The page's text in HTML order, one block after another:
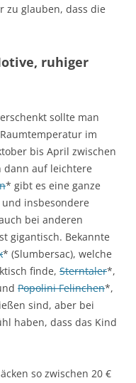
zu glauben, dass die
ruhiger
sollte man
im
bis April zwischen
dann auf leichtere
* gibt es eine ganze
insbesondere
bei anderen
gigantisch. Bekannte
* (Slumbersac), welche
finde, Sterntaler*,
Popolini Felinchen*,
sind, aber bei
haben, dass das Kind
so zwischen 20 €